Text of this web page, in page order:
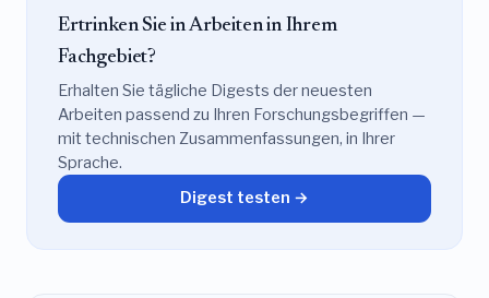
Ertrinken Sie in Arbeiten in Ihrem
Fachgebiet?
Erhalten Sie tägliche Digests der neuesten
Arbeiten passend zu Ihren Forschungsbegriffen —
mit technischen Zusammenfassungen, in Ihrer
Sprache.
Digest testen →